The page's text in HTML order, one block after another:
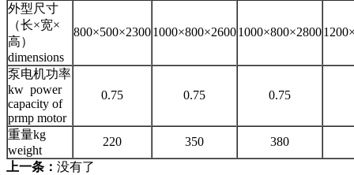
外型尺寸
（长×宽×
高）
dimensions
800×500×23001000×800×26001000×800×2800
泵电机功率
kw power
capacity of
prmp motor
0.75 0.75 0.75
重量kg
weight
220 350
380
上一条： 没有了